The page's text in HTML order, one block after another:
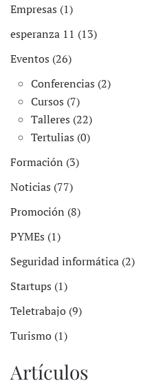
Empresas (1)
esperanza 11 (13)
Eventos (26)
Conferencias (2)
Cursos (7)
Talleres (22)
Tertulias (0)
Formación (3)
Noticias (77)
Promoción (8)
PYMEs (1)
Seguridad informática (2)
Startups (1)
Teletrabajo (9)
Turismo (1)
Artículos